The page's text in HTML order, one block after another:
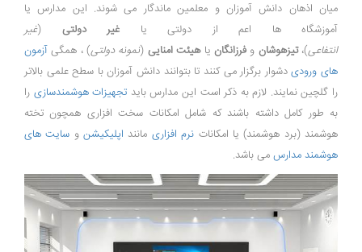
میان اذهان دانش آموزان و معلمین ماندگار می شوند. این مدارس یا
آموزشگاه ها اعم از دولتی یا غیر دولتی (غیر
انتفاعی)،تیزهوشان وفرزانگان یاهیئت امنایی (نمونه دولتی) ، همگی آزمون
های ورودیدشوار برگزار می کنند تا بتوانند دانش آموزان با سطح علمی بالاتر
را گلچین نمایند. لازم به ذکر است این مدارس باید تجهیزات هوشمندسازی را
به طور کامل داشته باشند که شامل امکانات سخت افزاری همچون تخته
هوشمند (برد هوشمند) یا امکانات نرم افزاری مانند اپلیکیشنو سایت های
هوشمند مدارس می باشد.